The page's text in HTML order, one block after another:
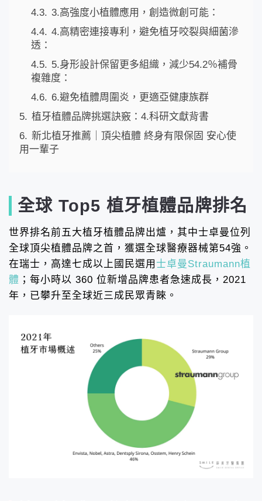
4.3. 3.高強度小植體應用，創造微創可能：
4.4. 4.高精密連接專利，避免植牙咬裂與細菌滲
透：
4.5. 5.身形設計保留更多組織，減少54.2％補骨
複雜度：
4.6. 6.避免植體周圍炎，更適亞健康族群
5. 植牙植體品牌挑選訣竅：4.科研文獻背書
6. 新北植牙推薦｜頂尖植體 終身有限保固 安心使
用一輩子
全球 Top5 植牙植體品牌排名
世界排名前五大植牙植體品牌出爐，其中士卓曼位列
全球頂尖植體品牌之首，獲選全球醫療器械第54強。
在瑞士，高達七成以上國民選用 士卓曼Straumann植
體 ；每小時以 360 位新增品牌患者急速成長，2021
年，已攀升至全球近三成民眾青睞。